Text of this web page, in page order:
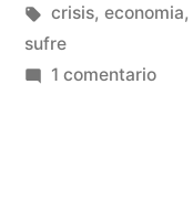
en
Etiquetas:
crisis, economia,
sufre
1 comentarioen